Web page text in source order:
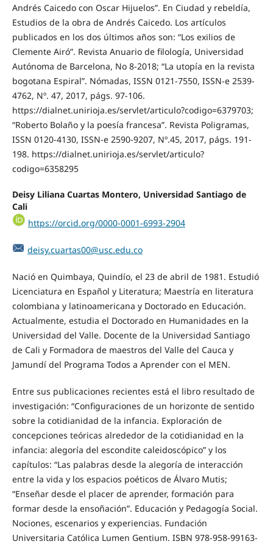
Andrés Caicedo con Oscar Hijuelos”. En Ciudad y rebeldía,
Estudios de la obra de Andrés Caicedo. Los artículos
publicados en los dos últimos años son: “Los exilios de
Clemente Airó”. Revista Anuario de filología, Universidad
Autónoma de Barcelona, No 8-2018; “La utopía en la revista
bogotana Espiral”. Nómadas, ISSN 0121-7550, ISSN-e 2539-
4762, Nº. 47, 2017, págs. 97-106.
https://dialnet.unirioja.es/servlet/articulo?codigo=6379703;
“Roberto Bolaño y la poesía francesa”. Revista Poligramas,
ISSN 0120-4130, ISSN-e 2590-9207, Nº.45, 2017, págs. 191-
198. https://dialnet.unirioja.es/servlet/articulo?
codigo=6358295
Deisy Liliana Cuartas Montero, Universidad Santiago de
Cali
https://orcid.org/0000-0001-6993-2904
deisy.cuartas00@usc.edu.co
Nació en Quimbaya, Quindío, el 23 de abril de 1981. Estudió
Licenciatura en Español y Literatura; Maestría en literatura
colombiana y latinoamericana y Doctorado en Educación.
Actualmente, estudia el Doctorado en Humanidades en la
Universidad del Valle. Docente de la Universidad Santiago
de Cali y Formadora de maestros del Valle del Cauca y
Jamundí del Programa Todos a Aprender con el MEN.
Entre sus publicaciones recientes está el libro resultado de
investigación: “Configuraciones de un horizonte de sentido
sobre la cotidianidad de la infancia. Exploración de
concepciones teóricas alrededor de la cotidianidad en la
infancia: alegoría del escondite caleidoscópico” y los
capítulos: “Las palabras desde la alegoría de interacción
entre la vida y los espacios poéticos de Álvaro Mutis;
“Enseñar desde el placer de aprender, formación para
formar desde la ensoñación”. Educación y Pedagogía Social.
Nociones, escenarios y experiencias. Fundación
Universitaria Católica Lumen Gentium. ISBN 978-958-99163-